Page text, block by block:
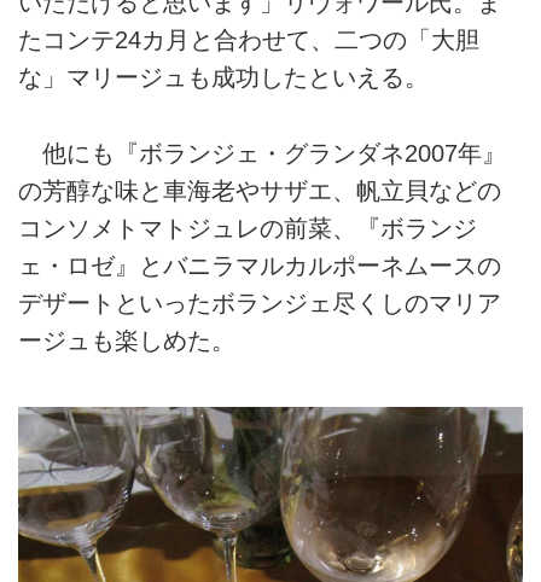
たコンテ24カ月と合わせて、二つの「大胆
な」マリージュも成功したといえる。
他にも『ボランジェ・グランダネ2007年』
の芳醇な味と車海老やサザエ、帆立貝などの
コンソメトマトジュレの前菜、『ボランジ
ェ・ロゼ』とバニラマルカルポーネムースの
デザートといったボランジェ尽くしのマリア
ージュも楽しめた。